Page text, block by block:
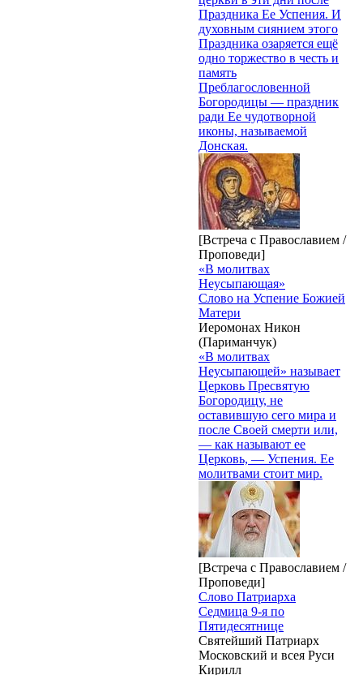
Праздника Ее Успения. И
духовным сиянием этого
Праздника озаряется ещё
одно торжество в честь и
память
Преблагословенной
Богородицы — праздник
ради Ее чудотворной
иконы, называемой
Донская.
[Встреча с Православием /
Проповеди]
«В молитвах
Неусыпающая»
Слово на Успение Божией
Матери
Иеромонах Никон
(Париманчук)
«В молитвах
Неусыпающей» называет
Церковь Пресвятую
Богородицу, не
оставившую сего мира и
после Своей смерти или,
— как называют ее
Церковь, — Успения. Ее
молитвами стоит мир.
[Встреча с Православием /
Проповеди]
Слово Патриарха
Седмица 9-я по
Пятидесятнице
Святейший Патриарх
Московский и всея Руси
Кирилл